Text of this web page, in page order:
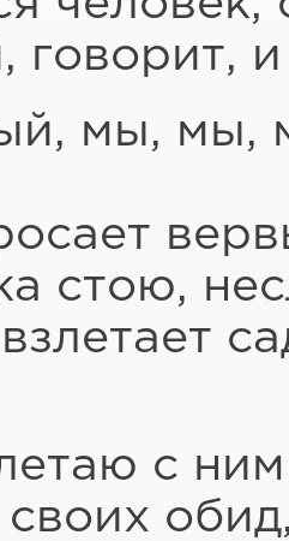
говорит,
мы, мы,
стою,
с
своих